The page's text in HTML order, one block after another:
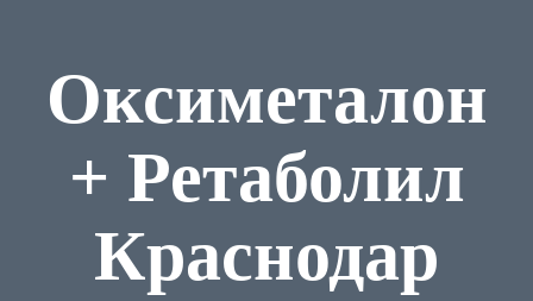
Оксиметалон
+ Ретаболил
Краснодар